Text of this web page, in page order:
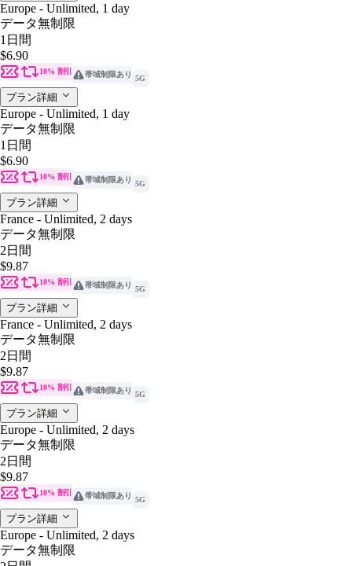
Europe - Unlimited, 1 day
データ無制限
1日間
$6.90
10% 割引 帯域制限あり 5G
プラン詳細
Europe - Unlimited, 1 day
データ無制限
1日間
$6.90
10% 割引 帯域制限あり 5G
プラン詳細
France - Unlimited, 2 days
データ無制限
2日間
$9.87
10% 割引 帯域制限あり 5G
プラン詳細
France - Unlimited, 2 days
データ無制限
2日間
$9.87
10% 割引 帯域制限あり 5G
プラン詳細
Europe - Unlimited, 2 days
データ無制限
2日間
$9.87
10% 割引 帯域制限あり 5G
プラン詳細
Europe - Unlimited, 2 days
データ無制限